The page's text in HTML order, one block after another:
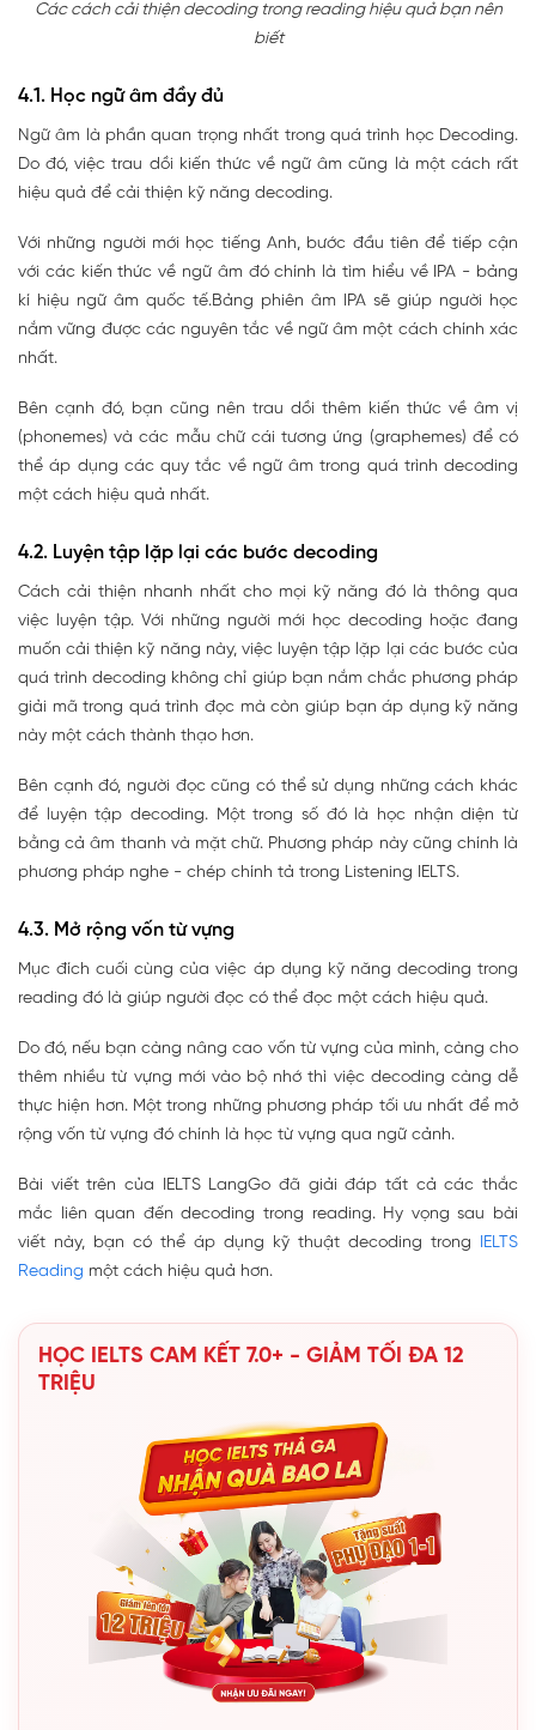
Các cách cải thiện decoding trong reading hiệu quả bạn nên
biết
4.1. Học ngữ âm đầy đủ
Ngữ âm là phần quan trọng nhất trong quá trình học Decoding.
Do đó, việc trau dồi kiến thức về ngữ âm cũng là một cách rất
hiệu quả để cải thiện kỹ năng decoding.
Với những người mới học tiếng Anh, bước đầu tiên để tiếp cận
với các kiến thức về ngữ âm đó chính là tìm hiểu về IPA - bảng
kí hiệu ngữ âm quốc tế.Bảng phiên âm IPA sẽ giúp người học
nắm vững được các nguyên tắc về ngữ âm một cách chính xác
nhất.
Bên cạnh đó, bạn cũng nên trau dồi thêm kiến thức về âm vị
(phonemes) và các mẫu chữ cái tương ứng (graphemes) để có
thể áp dụng các quy tắc về ngữ âm trong quá trình decoding
một cách hiệu quả nhất.
4.2. Luyện tập lặp lại các bước decoding
Cách cải thiện nhanh nhất cho mọi kỹ năng đó là thông qua
việc luyện tập. Với những người mới học decoding hoặc đang
muốn cải thiện kỹ năng này, việc luyện tập lặp lại các bước của
quá trình decoding không chỉ giúp bạn nắm chắc phương pháp
giải mã trong quá trình đọc mà còn giúp bạn áp dụng kỹ năng
này một cách thành thạo hơn.
Bên cạnh đó, người đọc cũng có thể sử dụng những cách khác
để luyện tập decoding. Một trong số đó là học nhận diện từ
bằng cả âm thanh và mặt chữ. Phương pháp này cũng chính là
phương pháp nghe - chép chính tả trong Listening IELTS.
4.3. Mở rộng vốn từ vựng
Mục đích cuối cùng của việc áp dụng kỹ năng decoding trong
reading đó là giúp người đọc có thể đọc một cách hiệu quả.
Do đó, nếu bạn càng nâng cao vốn từ vựng của mình, càng cho
thêm nhiều từ vựng mới vào bộ nhớ thì việc decoding càng dễ
thực hiện hơn. Một trong những phương pháp tối ưu nhất để mở
rộng vốn từ vựng đó chính là học từ vựng qua ngữ cảnh.
Bài viết trên của IELTS LangGo đã giải đáp tất cả các thắc
mắc liên quan đến decoding trong reading. Hy vọng sau bài
viết này, bạn có thể áp dụng kỹ thuật decoding trong IELTS
Reading một cách hiệu quả hơn.
HỌC IELTS CAM KẾT 7.0+ - GIẢM TỐI ĐA 12
TRIỆU